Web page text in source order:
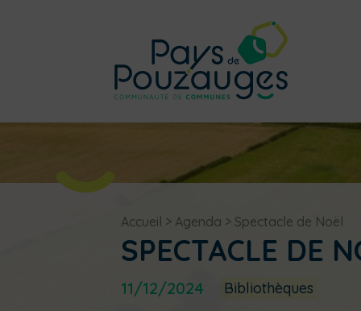
Accueil > Agenda > Spectacle de Noël
SPECTACLE DE
11/12/2024 Bibliothèques